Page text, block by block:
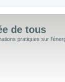
de tous
pratiques sur